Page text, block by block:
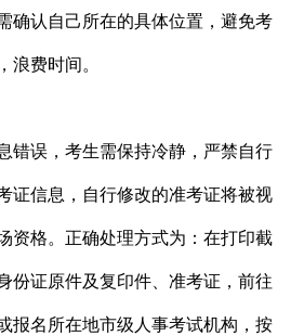
确认自己所在的具体位置，避免考
浪费时间。
错误，考生需保持冷静，严禁自行
证信息，自行修改的准考证将被视
资格。正确处理方式为：在打印截
份证原件及复印件、准考证，前往
报名所在地市级人事考试机构，按